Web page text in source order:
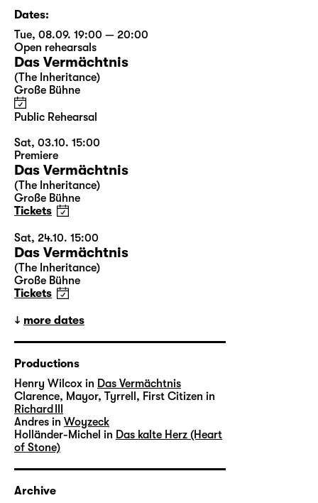
Dates:
Tue, 08.09. 19:00 — 20:00
Open rehearsals
Das Vermächtnis
(The Inheritance)
Große Bühne
Public Rehearsal
Sat, 03.10. 15:00
Premiere
Das Vermächtnis
(The Inheritance)
Große Bühne
Tickets
Sat, 24.10. 15:00
Das Vermächtnis
(The Inheritance)
Große Bühne
Tickets
more dates
Productions
Henry Wilcox in Das Vermächtnis
Clarence, Mayor, Tyrrell, First Citizen in
Richard III
Andres in Woyzeck
Holländer-Michel in Das kalte Herz (Heart
of Stone)
Archive